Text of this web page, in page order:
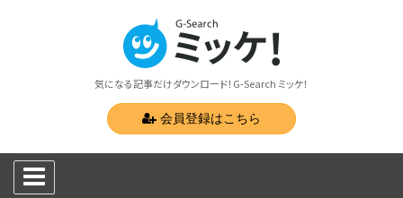
気になる記事だけダウンロード！G-Search ミッケ！
会員登録はこちら